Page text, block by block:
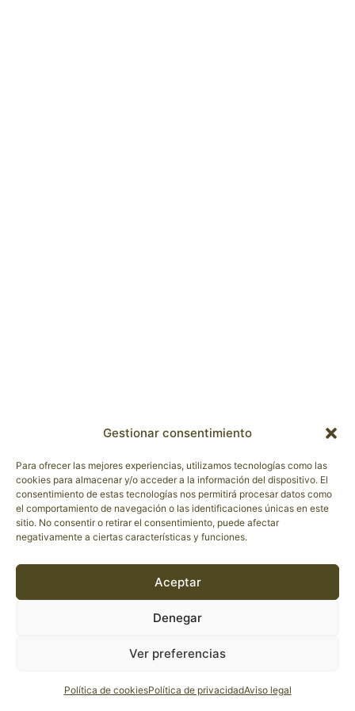
Gestionar consentimiento
Para ofrecer las mejores experiencias, utilizamos tecnologías como las
cookies para almacenar y/o acceder a la información del dispositivo. El
consentimiento de estas tecnologías nos permitirá procesar datos como
el comportamiento de navegación o las identificaciones únicas en este
sitio. No consentir o retirar el consentimiento, puede afectar
negativamente a ciertas características y funciones.
Aceptar
Denegar
Ver preferencias
Política de cookiesPolítica de privacidadAviso legal